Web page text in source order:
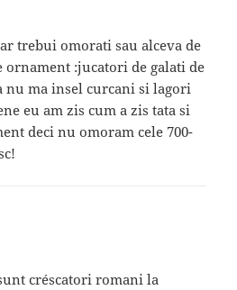
trebui omorati sau alceva de
ornament :jucatori de galati de
nu ma insel curcani si lagori
eu am zis cum a zis tata si
deci nu omoram cele 700-
créscatori romani la